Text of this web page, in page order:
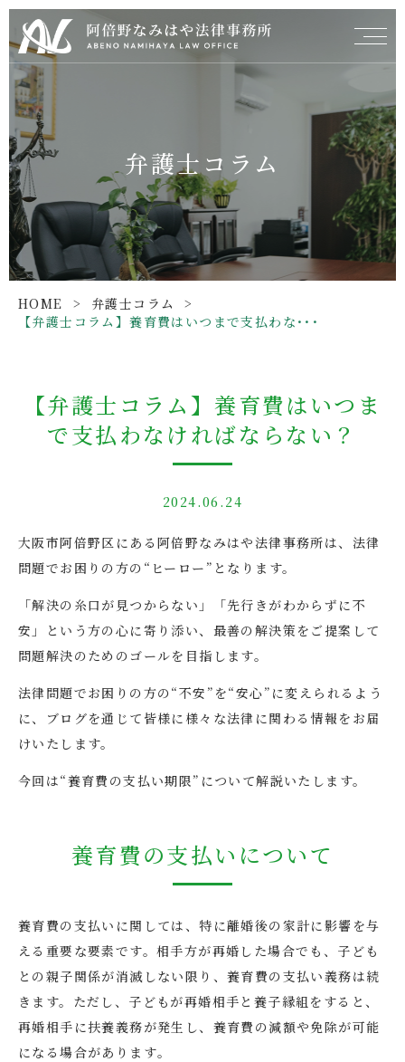
弁護士コラム
HOME > 弁護士コラム
>
【弁護士コラム】養育費はいつまで支払わな･･･
【弁護士コラム】養育費はいつま
で支払わなければならない？
2024.06.24
大阪市阿倍野区にある阿倍野なみはや法律事務所は、法律
問題でお困りの方の“ヒーロー”となります。
「解決の糸口が見つからない」「先行きがわからずに不
安」という方の心に寄り添い、最善の解決策をご提案して
問題解決のためのゴールを目指します。
法律問題でお困りの方の“不安”を“安心”に変えられるよう
に、ブログを通じて皆様に様々な法律に関わる情報をお届
けいたします。
今回は“養育費の支払い期限”について解説いたします。
養育費の支払いについて
養育費の支払いに関しては、特に離婚後の家計に影響を与
える重要な要素です。相手方が再婚した場合でも、子ども
との親子関係が消滅しない限り、養育費の支払い義務は続
きます。ただし、子どもが再婚相手と養子縁組をすると、
再婚相手に扶養義務が発生し、養育費の減額や免除が可能
になる場合があります​​。